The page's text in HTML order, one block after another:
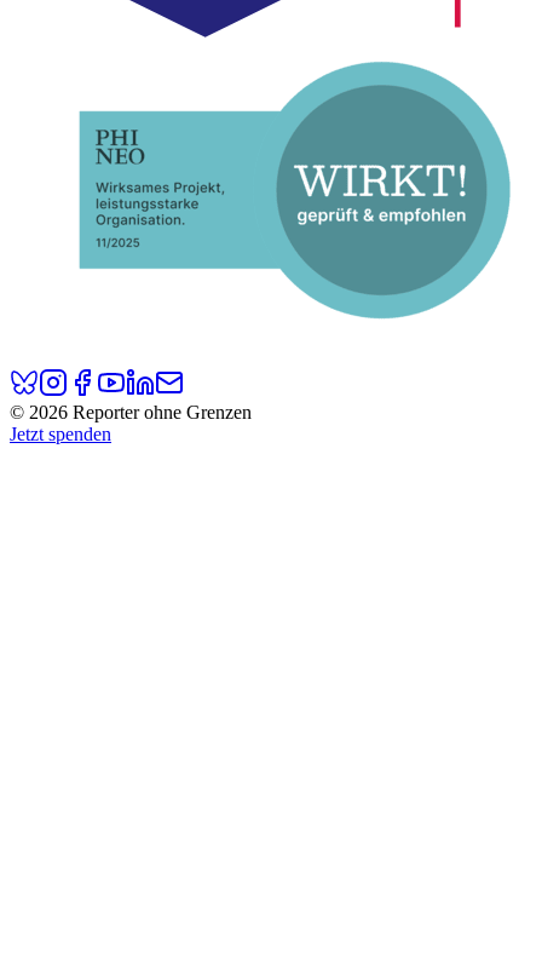
© 2026 Reporter ohne Grenzen
Jetzt spenden